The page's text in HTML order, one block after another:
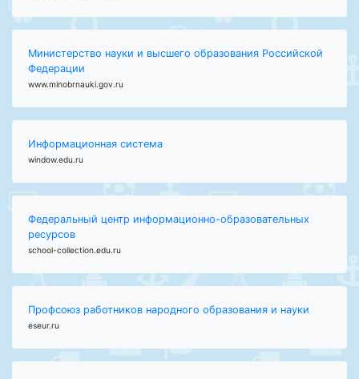
Министерство науки и высшего образования Российской
Федерации
www.minobrnauki.gov.ru
Информационная система
window.edu.ru
Федеральный центр информационно-образовательных
ресурсов
school-collection.edu.ru
Профсоюз работников народного образования и науки
eseur.ru